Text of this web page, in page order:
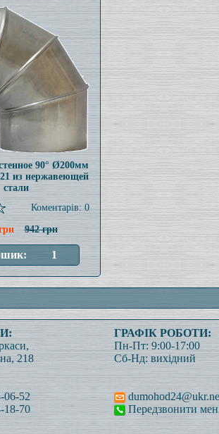
90° Ø200мм
из нержавеющей
стали
Коментарів: 0
942 грн
218
06-52
18-70
ГРАФІК РОБОТИ:
Пн-Пт: 9:00-17:00
Сб-Нд: вихідний
Передзвонити